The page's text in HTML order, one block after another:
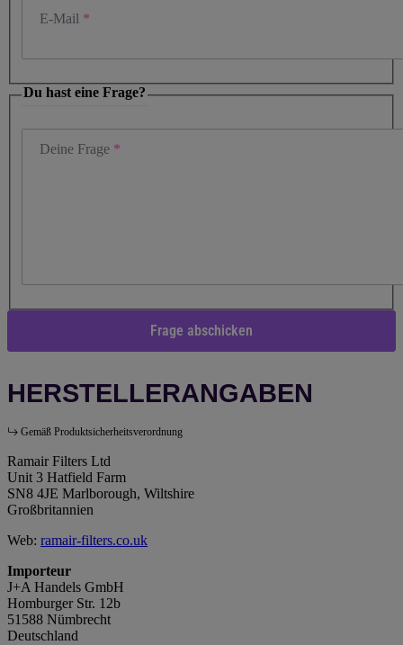
E-Mail
Du hast eine Frage?
Deine Frage
Frage abschicken
HERSTELLERANGABEN
Gemäß Produktsicherheitsverordnung
Ramair Filters Ltd
Unit 3 Hatfield Farm
SN8 4JE Marlborough, Wiltshire
Großbritannien
Web: ramair-filters.co.uk
Importeur
J+A Handels GmbH
Homburger Str. 12b
51588 Nümbrecht
Deutschland